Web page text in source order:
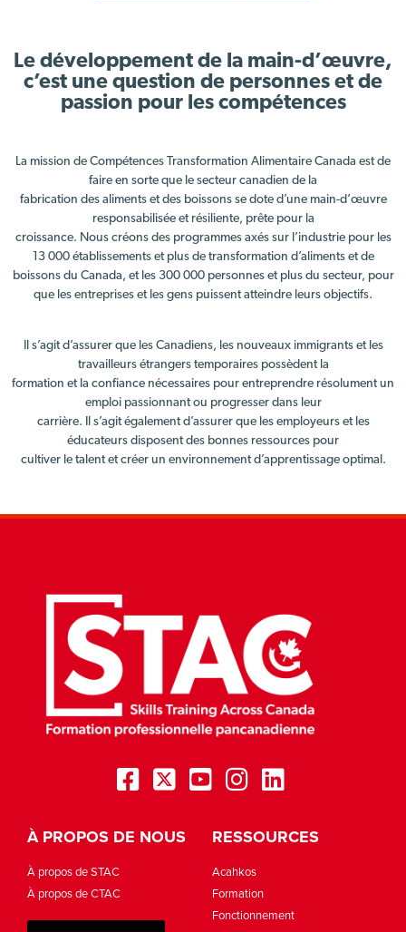
Le développement de la main-d’œuvre,
c’est une question de personnes et de
passion pour les compétences
La mission de Compétences Transformation Alimentaire Canada est de
faire en sorte que le secteur canadien de la
fabrication des aliments et des boissons se dote d’une main-d’œuvre
responsabilisée et résiliente, prête pour la
croissance. Nous créons des programmes axés sur l’industrie pour les
13 000 établissements et plus de transformation d’aliments et de
boissons du Canada, et les 300 000 personnes et plus du secteur, pour
que les entreprises et les gens puissent atteindre leurs objectifs.
Il s’agit d’assurer que les Canadiens, les nouveaux immigrants et les
travailleurs étrangers temporaires possèdent la
formation et la confiance nécessaires pour entreprendre résolument un
emploi passionnant ou progresser dans leur
carrière. Il s’agit également d’assurer que les employeurs et les
éducateurs disposent des bonnes ressources pour
cultiver le talent et créer un environnement d’apprentissage optimal.
À PROPOS DE NOUS
À propos de STAC
À propos de CTAC
RESSOURCES
Acahkos
Formation
Fonctionnement